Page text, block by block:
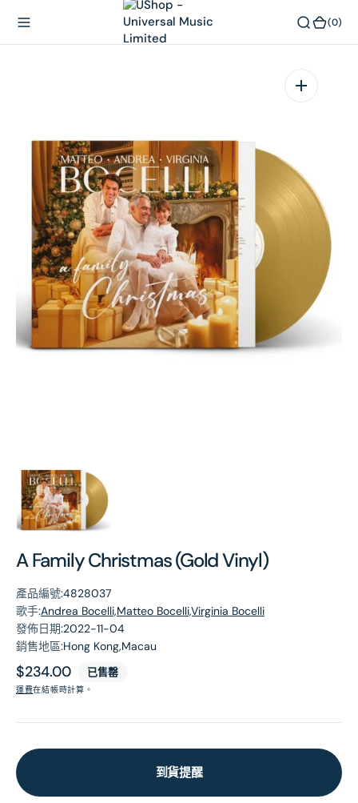
(0)
A Family Christmas (Gold Vinyl)
產品編號:4828037
歌手:Andrea Bocelli,Matteo Bocelli,Virginia Bocelli
發佈日期:2022-11-04
銷售地區:Hong Kong,Macau
原
價
$234.00 已售罄
運費在結帳時計算。
到貨提醒
在
相
簿
中
開
啟